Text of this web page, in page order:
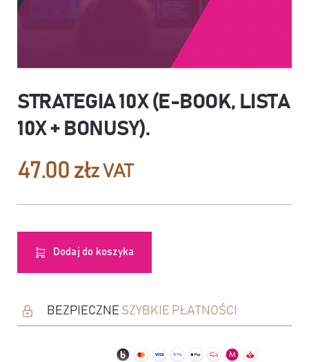
STRATEGIA 10X (E-BOOK, LISTA
10X + BONUSY).
47.00 złz VAT
Dodaj do koszyka
BEZPIECZNE SZYBKIE PŁATNOŚCI